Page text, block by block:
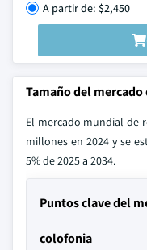
A partir de: $2,450
Tamaño del mercado
El mercado mundial de
millones en 2024 y se
5% de 2025 a 2034.
Puntos clave del
colofonia